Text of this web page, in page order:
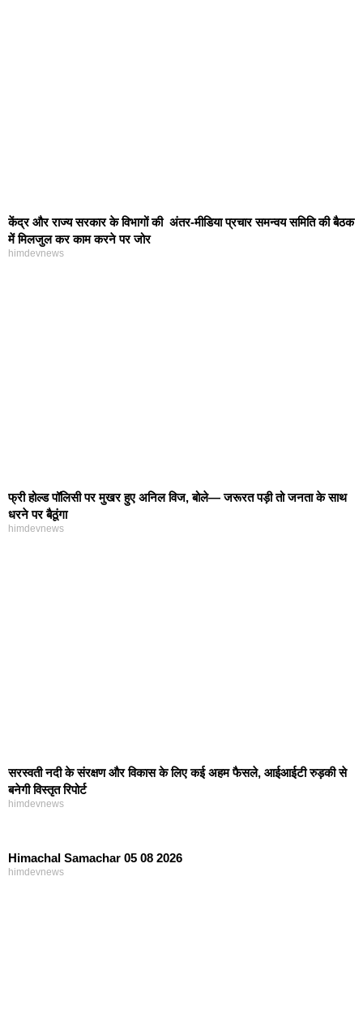
केंद्र और राज्य सरकार के विभागों की अंतर-मीडिया प्रचार समन्वय समिति की बैठक
में मिलजुल कर काम करने पर जोर
himdevnews
फ्री होल्ड पॉलिसी पर मुखर हुए अनिल विज, बोले— जरूरत पड़ी तो जनता के साथ
धरने पर बैठूंगा
himdevnews
सरस्वती नदी के संरक्षण और विकास के लिए कई अहम फैसले, आईआईटी रुड़की से
बनेगी विस्तृत रिपोर्ट
himdevnews
Himachal Samachar 05 08 2026
himdevnews